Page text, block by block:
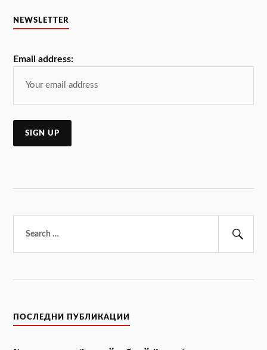
NEWSLETTER
Email address:
ПОСЛЕДНИ ПУБЛИКАЦИИ